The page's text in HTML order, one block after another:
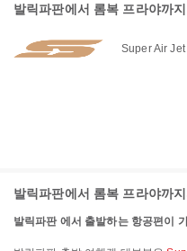
발릭파판에서 롬복 프라야까
Super Air Jet
발릭파판에서 롬복 프라야까
발릭파판 에서 출발하는 항공편이